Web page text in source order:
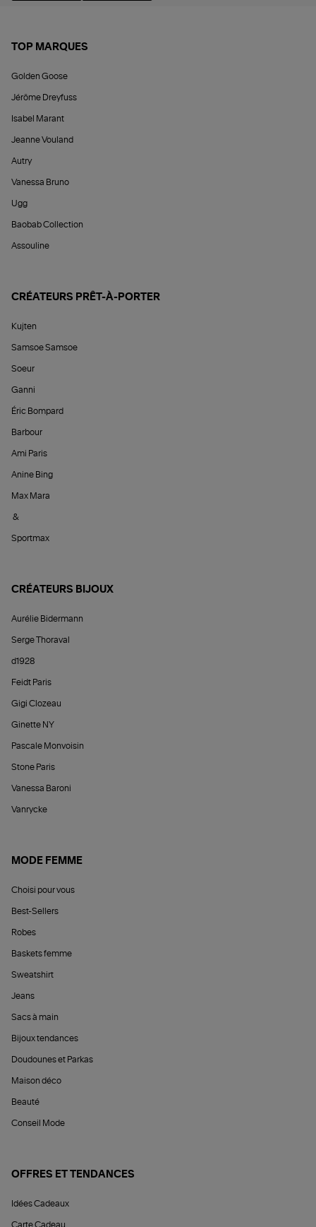
TOP MARQUES
Golden Goose
Jérôme Dreyfuss
Isabel Marant
Jeanne Vouland
Autry
Vanessa Bruno
Ugg
Baobab Collection
Assouline
CRÉATEURS PRÊT-À-PORTER
Kujten
Samsoe Samsoe
Soeur
Ganni
Éric Bompard
Barbour
Ami Paris
Anine Bing
Max Mara
&
Sportmax
CRÉATEURS BIJOUX
Aurélie Bidermann
Serge Thoraval
d1928
Feidt Paris
Gigi Clozeau
Ginette NY
Pascale Monvoisin
Stone Paris
Vanessa Baroni
Vanrycke
MODE FEMME
Choisi pour vous
Best-Sellers
Robes
Baskets femme
Sweatshirt
Jeans
Sacs à main
Bijoux tendances
Doudounes et Parkas
Maison déco
Beauté
Conseil Mode
OFFRES ET TENDANCES
Idées Cadeaux
Carte Cadeau